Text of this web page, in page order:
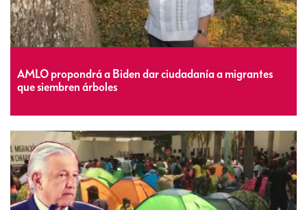
AMLO propondrá a Biden dar ciudadanía a migrantes
que siembren árboles